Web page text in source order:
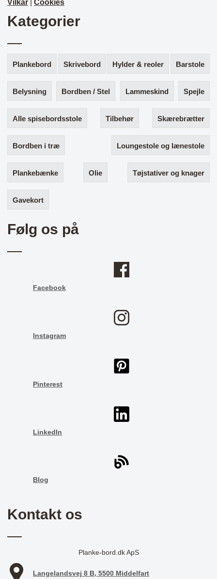
Vilkår Cookies
Kategorier
Plankebord Skrivebord Hylder & reoler Barstole
Belysning Bordben / Stel Lammeskind Spejle
Alle spisebordsstole Tilbehør Skærebrætter
Bordben i træ Loungestole og lænestole
Plankebænke Olie Tøjstativer og knager
Gavekort
Følg os på
Facebook
Instagram
Pinterest
LinkedIn
Blog
Kontakt os
Planke-bord.dk ApS
Langelandsvej 8 B, 5500 Middelfart